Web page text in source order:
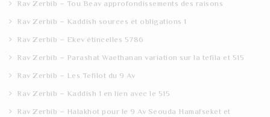
Rav Zerbib – Tou Beav approfondissements des raisons
Rav Zerbib – Kaddish sources et obligations 1
Rav Zerbib – Ekev étincelles 5786
Rav Zerbib – Parashat Waethanan variation sur la tefila et 515
Rav Zerbib – Les Tefilot du 9 Av
Rav Zerbib – Kaddish 1 en lien avec le 515
Rav Zerbib – Halakhot pour le 9 Av Seouda Hamafseket et